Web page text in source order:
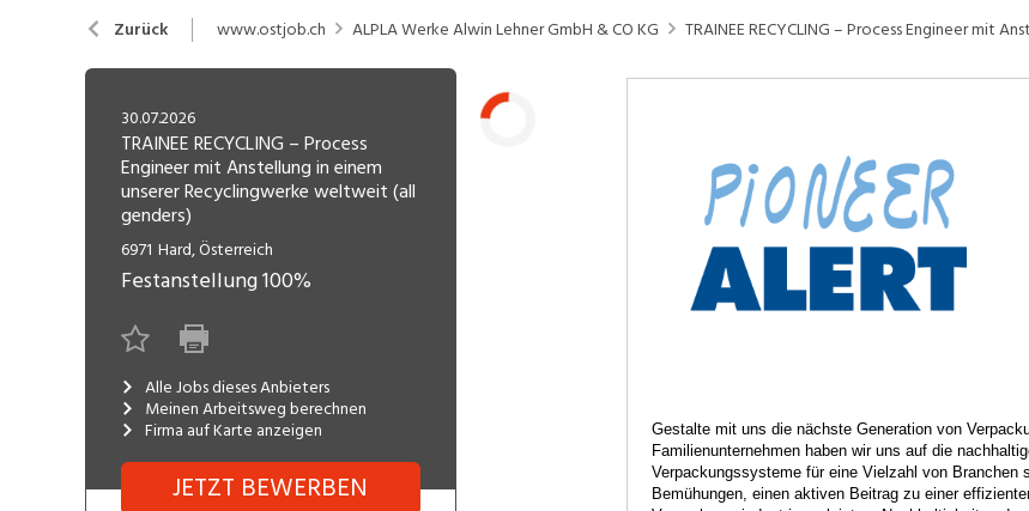
Festanstellung
Temporär (befristet)
Freelance
Praktikum
Lehrstelle
Chemie, Pharma, Biotechnologie
Consulting, Human Resources Einkauf,
Verkehr
Engineering, Technik, Architektur
Gastronomie, Hotellerie,
Tourismus, Lebensmittel
Immobilien, Facility Management, Industrie,
Anlagenbau,
Informatik, Telekommunikation
Kaufm. Berufe, Kundendienst,
Körperpflege,
Medien, Druck
Mechanik, Elektronik, Optik, Textil Medizin,
Verkauf, Handel, Kundenberatung,
Aussendienst
Zurück www.ostjob.ch ALPLA Werke Alwin Lehner GmbH & CO KG TRAINEE RECYCLING – Process Engineer mit
30.07.2026
TRAINEE RECYCLING – Process
Engineer mit Anstellung in einem
unserer Recyclingwerke weltweit (all
genders)
6971 Hard, Österreich
Festanstellung100%
Alle Jobs dieses Anbieters
Meinen Arbeitsweg berechnen
Firma auf Karte anzeigen
JETZT BEWERBEN